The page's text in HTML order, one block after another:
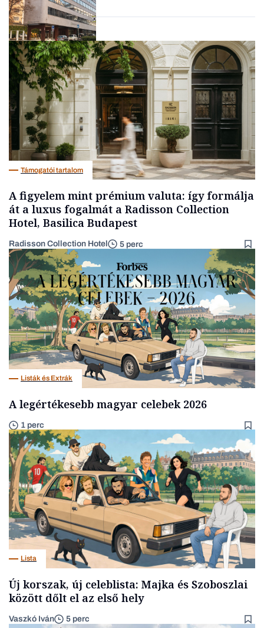
Társadalom
Támogatói tartalom
A figyelem mint prémium valuta: így formálja
át a luxus fogalmát a Radisson Collection
Hotel, Basilica Budapest
Radisson Collection Hotel 5 perc
Listák és Extrák
A legértékesebb magyar celebek 2026
1 perc
Lista
Új korszak, új celeblista: Majka és Szoboszlai
között dőlt el az első hely
Vaszkó Iván 5 perc